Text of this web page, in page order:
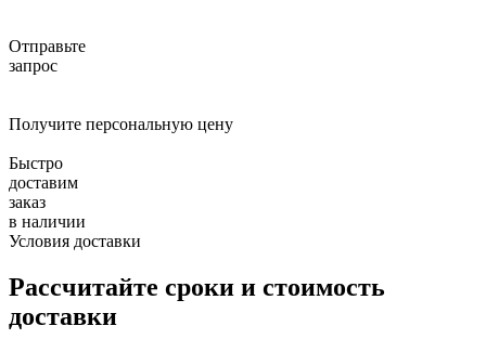
Отправьте
запрос
Получите персональную цену
Быстро
доставим
заказ
в наличии
Условия доставки
Рассчитайте сроки и стоимость
доставки